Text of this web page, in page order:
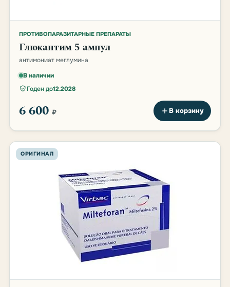
ПРОТИВОПАРАЗИТАРНЫЕ ПРЕПАРАТЫ
Глюкантим 5 ампул
антимониат меглумина
В наличии
Годен до12.2028
6 600 ₽ В корзину
ОРИГИНАЛ